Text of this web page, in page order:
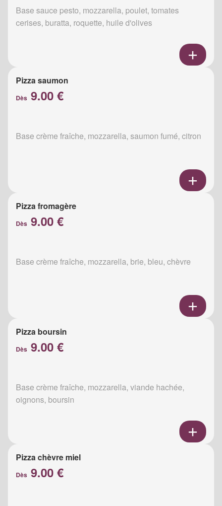
Base sauce pesto, mozzarella, poulet, tomates
cerises, buratta, roquette, huile d'olives
Pizza saumon
Dès 9.00 €
Base crème fraîche, mozzarella, saumon fumé, citron
Pizza fromagère
Dès 9.00 €
Base crème fraîche, mozzarella, brie, bleu, chèvre
Pizza boursin
Dès 9.00 €
Base crème fraîche, mozzarella, viande hachée,
oignons, boursin
Pizza chèvre miel
Dès 9.00 €